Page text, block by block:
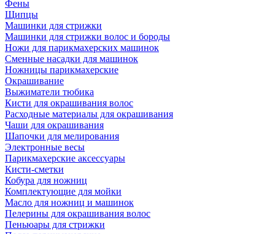
Фены
Щипцы
Машинки для стрижки
Машинки для стрижки волос и бороды
Ножи для парикмахерских машинок
Сменные насадки для машинок
Ножницы парикмахерские
Окрашивание
Выжиматели тюбика
Кисти для окрашивания волос
Расходные материалы для окрашивания
Чаши для окрашивания
Шапочки для мелирования
Электронные весы
Парикмахерские аксессуары
Кисти-сметки
Кобура для ножниц
Комплектующие для мойки
Масло для ножниц и машинок
Пелерины для окрашивания волос
Пеньюары для стрижки